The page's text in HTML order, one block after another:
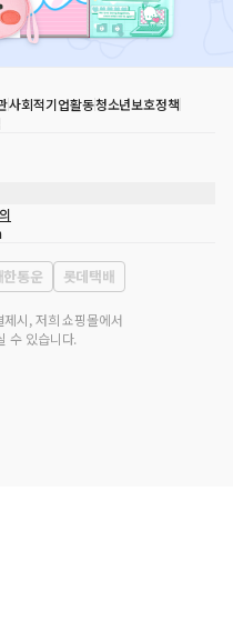
사회적기업활동청소년보호정책
통운 롯데택배
시, 저희 쇼핑몰에서
수 있습니다.